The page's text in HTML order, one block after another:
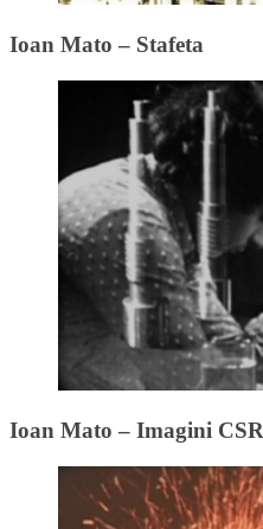
Ioan Mato – Stafeta
Ioan Mato – Imagini CSR